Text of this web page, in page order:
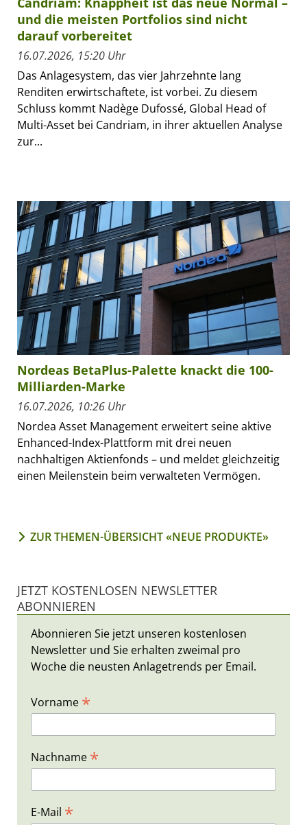
und die meisten Portfolios sind nicht
darauf vorbereitet
16.07.2026, 15:20 Uhr
Das Anlagesystem, das vier Jahrzehnte lang
Renditen erwirtschaftete, ist vorbei. Zu diesem
Schluss kommt Nadège Dufossé, Global Head of
Multi-Asset bei Candriam, in ihrer aktuellen Analyse
zur...
Nordeas BetaPlus-Palette knackt die 100-
Milliarden-Marke
16.07.2026, 10:26 Uhr
Nordea Asset Management erweitert seine aktive
Enhanced-Index-Plattform mit drei neuen
nachhaltigen Aktienfonds – und meldet gleichzeitig
einen Meilenstein beim verwalteten Vermögen.
ZUR THEMEN-ÜBERSICHT «NEUE PRODUKTE»
JETZT KOSTENLOSEN NEWSLETTER
ABONNIEREN
Abonnieren Sie jetzt unseren kostenlosen
Newsletter und Sie erhalten zweimal pro
Woche die neusten Anlagetrends per Email.
Vorname *
Nachname *
E-Mail *